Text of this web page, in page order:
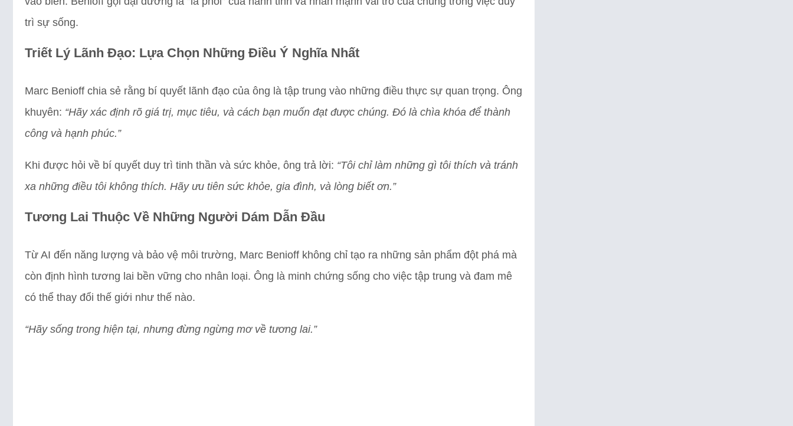
trì sự sống.
Triết Lý Lãnh Đạo: Lựa Chọn Những Điều Ý Nghĩa Nhất
Marc Benioff chia sẻ rằng bí quyết lãnh đạo của ông là tập trung vào những điều thực sự quan trọng. Ông
khuyên: “Hãy xác định rõ giá trị, mục tiêu, và cách bạn muốn đạt được chúng. Đó là chìa khóa để thành
công và hạnh phúc.”
Khi được hỏi về bí quyết duy trì tinh thần và sức khỏe, ông trả lời: “Tôi chỉ làm những gì tôi thích và tránh
xa những điều tôi không thích. Hãy ưu tiên sức khỏe, gia đình, và lòng biết ơn.”
Tương Lai Thuộc Về Những Người Dám Dẫn Đầu
Từ AI đến năng lượng và bảo vệ môi trường, Marc Benioff không chỉ tạo ra những sản phẩm đột phá mà
còn định hình tương lai bền vững cho nhân loại. Ông là minh chứng sống cho việc tập trung và đam mê
có thể thay đổi thế giới như thế nào.
“Hãy sống trong hiện tại, nhưng đừng ngừng mơ về tương lai.”